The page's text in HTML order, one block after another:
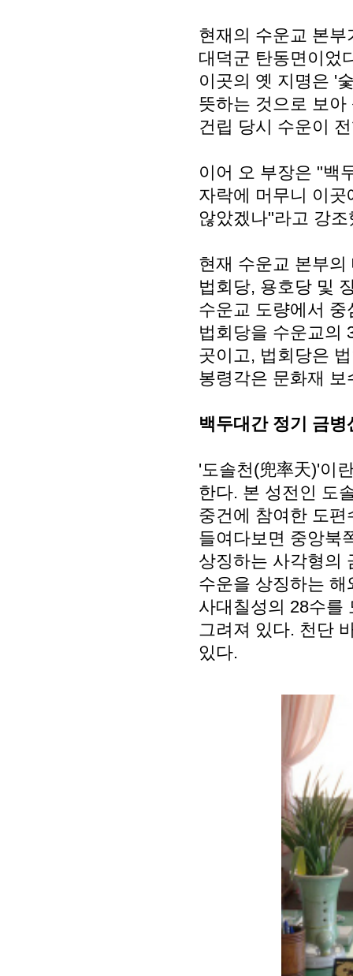
현재의 수운교 본
대덕군 탄동면이었
이곳의 옛 지명은 '
뜻하는 것으로 보
건립 당시 수운이
이어 오 부장은 "백
자락에 머무니 이
않았겠나"라고 강조
현재 수운교 본부
법회당, 용호당 및
수운교 도량에서
법회당을 수운교의
곳이고, 법회당은
봉령각은 문화재
백두대간 정기 금병
'도솔천(兜率天)'이
한다. 본 성전인 도
중건에 참여한 도
들여다보면 중앙북
상징하는 사각형의
수운을 상징하는
사대칠성의 28수를
그려져 있다. 천단
있다.